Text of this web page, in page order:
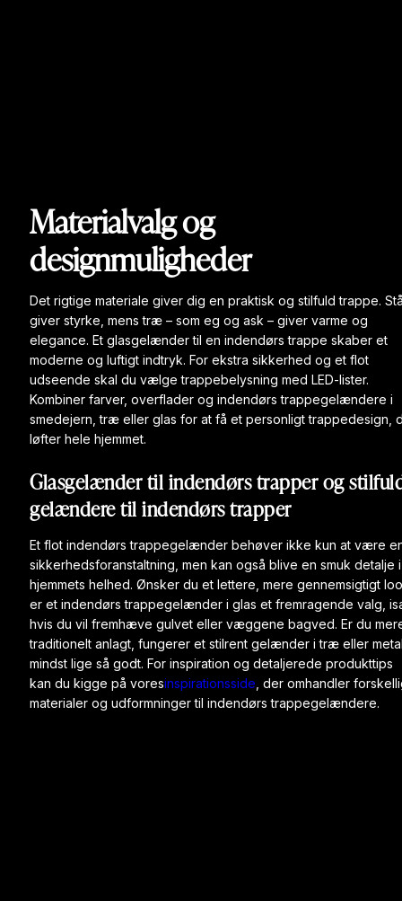
Materialvalg og
designmuligheder
Det rigtige materiale giver dig en praktisk og stilfuld trappe.
giver styrke, mens træ – som eg og ask – giver varme og
elegance. Et glasgelænder til en indendørs trappe skaber et
moderne og luftigt indtryk. For ekstra sikkerhed og et flot
udseende skal du vælge trappebelysning med LED-lister.
Kombiner farver, overflader og indendørs trappegelændere i
smedejern, træ eller glas for at få et personligt trappedesign,
løfter hele hjemmet.
Glasgelænder til indendørs trapper og
gelændere til indendørs trapper
Et flot indendørs trappegelænder behøver ikke kun at være
sikkerhedsforanstaltning, men kan også blive en smuk detalje i
hjemmets helhed. Ønsker du et lettere, mere gennemsigtigt
er et indendørs trappegelænder i glas et fremragende valg,
hvis du vil fremhæve gulvet eller væggene bagved. Er du
traditionelt anlagt, fungerer et stilrent gelænder i træ eller
mindst lige så godt. For inspiration og detaljerede produkttips
kan du kigge på voresinspirationsside , der omhandler
materialer og udformninger til indendørs trappegelændere.